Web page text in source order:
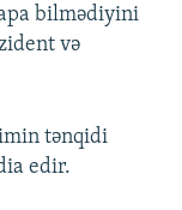
bilmədiyini
və
tənqidi
edir.